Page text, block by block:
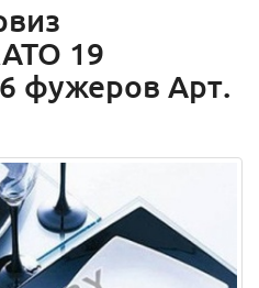
19
фужеров Арт.